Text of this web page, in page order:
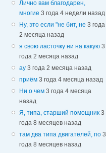
Лично вам благодарен,
многие 3 года 4 недели назад
Ну, это если "не бит, не 3 года
2 месяца назад
я свою ласточку ни на какую 3
года 2 месяца назад
ау 3 года 2 месяца назад
приём 3 года 4 месяца назад
Ни о чем 3 года 4 месяца
назад
Я, типа, старший помощник 3
года 8 месяцев назад
там два типа двигателей, по 3
года 8 месяцев назад